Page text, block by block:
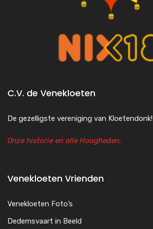
C.V. de Venekloeten
De gezelligste vereniging van Kloetendonk!
Onze historie en alle Hoogheden.
Venekloeten Vrienden
Venekloeten Foto’s
Dedemsvaart in Beeld